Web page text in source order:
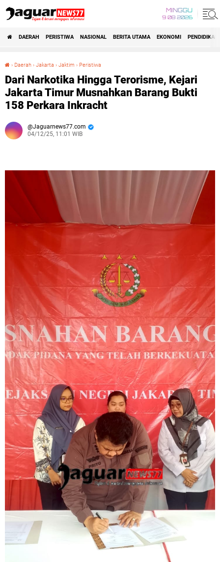
MINGGU
9 08 2026
DAERAH PERISTIWA NASIONAL BERITA UTAMA EKONOMI PENDIDIKAN
› Daerah › Jakarta › Jaktim › Peristiwa
‎Dari Narkotika Hingga Terorisme, Kejari
Jakarta Timur Musnahkan Barang Bukti
158 Perkara Inkracht
Jaguarnews77.com
04/12/25, 11:01 WIB